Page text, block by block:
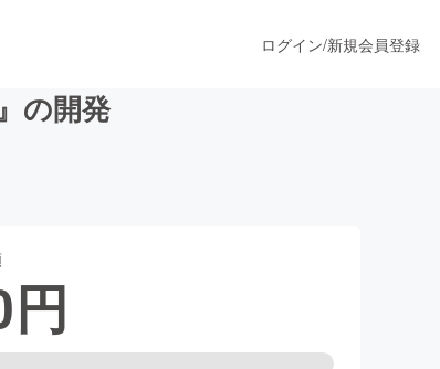
ログイン/新規会員登録
の開発
円